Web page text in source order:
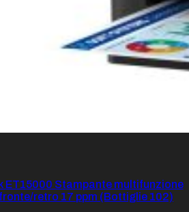
ET15000 Stampante multifunzione
retro 17 ppm (Bottiglie 102)